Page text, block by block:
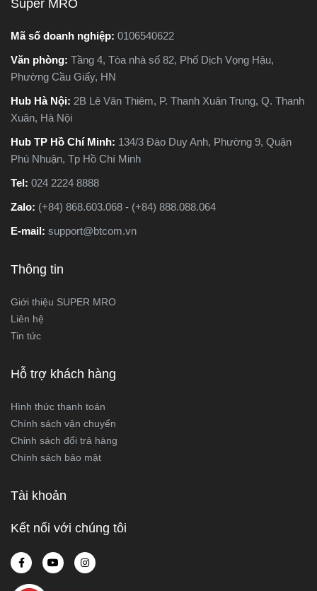
Super MRO
Mã số doanh nghiệp: 0106540622
Văn phòng: Tầng 4, Tòa nhà số 82, Phố Dịch Vọng Hậu,
Phường Cầu Giấy, HN
Hub Hà Nội: 2B Lê Văn Thiêm, P. Thanh Xuân Trung, Q. Thanh
Xuân, Hà Nội
Hub TP Hồ Chí Minh: 134/3 Đào Duy Anh, Phường 9, Quận
Phú Nhuận, Tp Hồ Chí Minh
Tel: 024 2224 8888
Zalo: (+84) 868.603.068 - (+84) 888.088.064
E-mail: support@btcom.vn
Thông tin
Giới thiệu SUPER MRO
Liên hệ
Tin tức
Hỗ trợ khách hàng
Hình thức thanh toán
Chính sách vận chuyển
Chỉnh sách đổi trả hàng
Chính sách bảo mật
Tài khoản
Kết nối với chúng tôi